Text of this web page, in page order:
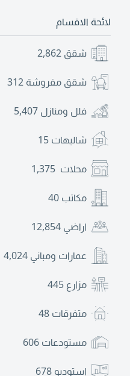
لائحة الاقسام
شقق 2,862
شقق مفروشة 312
فلل ومنازل 5,407
شاليهات 15
محلات 1,375
مكاتب 40
اراضي 12,854
عمارات ومباني 4,024
مزارع 445
متفرقات 48
مستودعات 606
استوديو 678